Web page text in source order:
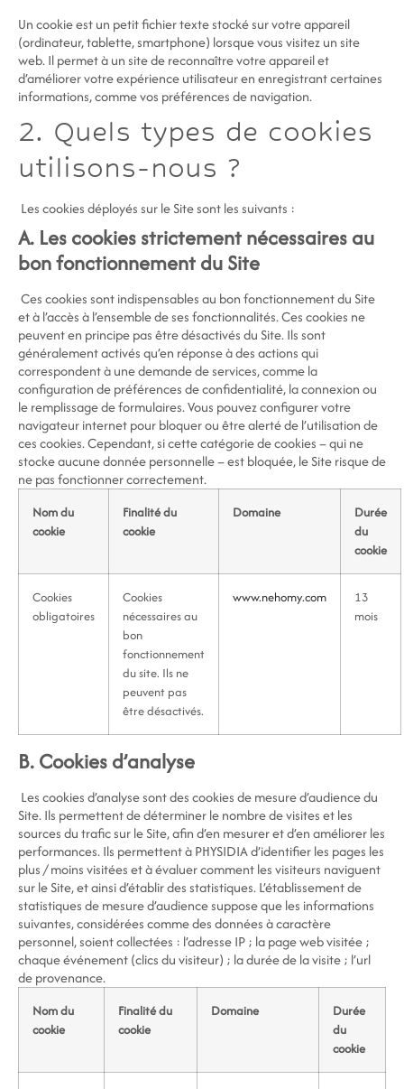
Un cookie est un petit fichier texte stocké sur votre appareil
(ordinateur, tablette, smartphone) lorsque vous visitez un site
web. Il permet à un site de reconnaître votre appareil et
d’améliorer votre expérience utilisateur en enregistrant certaines
informations, comme vos préférences de navigation.
2. Quels types de cookies
utilisons-nous ?
Les cookies déployés sur le Site sont les suivants :
A. Les cookies strictement nécessaires au
bon fonctionnement du Site
Ces cookies sont indispensables au bon fonctionnement du Site
et à l’accès à l’ensemble de ses fonctionnalités. Ces cookies ne
peuvent en principe pas être désactivés du Site. Ils sont
généralement activés qu’en réponse à des actions qui
correspondent à une demande de services, comme la
configuration de préférences de confidentialité, la connexion ou
le remplissage de formulaires. Vous pouvez configurer votre
navigateur internet pour bloquer ou être alerté de l’utilisation de
ces cookies. Cependant, si cette catégorie de cookies – qui ne
stocke aucune donnée personnelle – est bloquée, le Site risque de
ne pas fonctionner correctement.
Nom du
cookie
Finalité du
cookie
Domaine
Durée
du
cookie
Cookies
obligatoires
Cookies
nécessaires au
bon
fonctionnement
du site. Ils ne
peuvent pas
être désactivés.
www.nehomy.com
13
mois
B. Cookies d’analyse
Les cookies d’analyse sont des cookies de mesure d’audience du
Site. Ils permettent de déterminer le nombre de visites et les
sources du trafic sur le Site, afin d’en mesurer et d’en améliorer les
performances. Ils permettent à PHYSIDIA d’identifier les pages les
plus / moins visitées et à évaluer comment les visiteurs naviguent
sur le Site, et ainsi d’établir des statistiques. L’établissement de
statistiques de mesure d’audience suppose que les informations
suivantes, considérées comme des données à caractère
personnel, soient collectées : l’adresse IP ; la page web visitée ;
chaque événement (clics du visiteur) ; la durée de la visite ; l’url
de provenance.
Nom du
cookie
Finalité du
cookie
Domaine
Durée
du
cookie